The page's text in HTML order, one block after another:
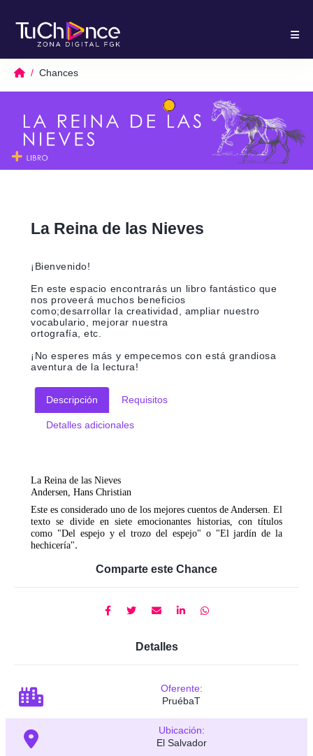
Chances
La Reina de las Nieves
¡Bienvenido!
En este espacio encontrarás un libro fantástico que
nos proveerá muchos beneficios
como;desarrollar la creatividad, ampliar nuestro
vocabulario, mejorar nuestra
ortografía, etc.
¡No esperes más y empecemos con está grandiosa
aventura de la lectura!
Descripción Requisitos
Detalles adicionales
La Reina de las Nieves
Andersen, Hans Christian
Este es considerado uno de los mejores cuentos de Andersen. El
texto se divide en siete emocionantes historias, con títulos
como "Del espejo y el trozo del espejo" o "El jardín de la
hechicería".
Comparte este Chance
Detalles
Oferente:
PruébaT
Ubicación:
El Salvador